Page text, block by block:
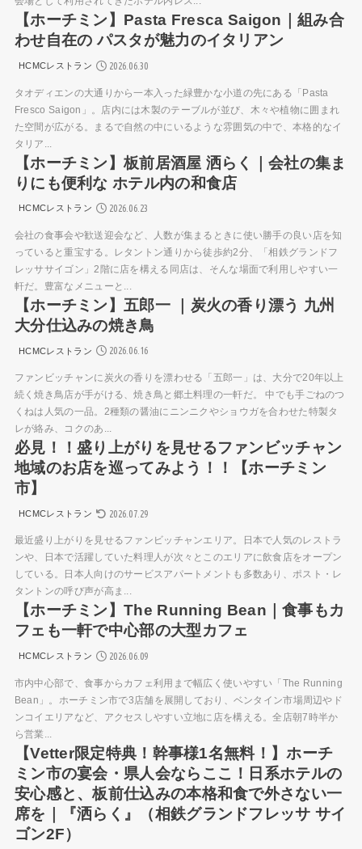
【ホーチミン】Pasta Fresca Saigon｜組み合
わせ自在の パスタが魅力のイタリアン
HCMCレストラン 2026.06.30
タオディエンの大通りから一本入った緑豊かな小道の先にある「Pasta
Fresco Saigon」。店内には木製のテーブルが並び、木々や植物に囲まれ
た空間が広がる。まるで自然の中にいるような雰囲気の中で、本格的なイ
タリア...
【ホーチミン】板前居酒屋 洒らく｜会社の集ま
りにも便利な ホテル内の和食店
HCMCレストラン 2026.06.23
会社の食事会や歓送迎会など、人数が集まるときに使い勝手の良い店を知
っていると重宝する。レタントン通りから徒歩約2分、「相鉄グランドフ
レッササイゴン」2階に店を構える同店は、そんな場面で利用しやすい一
軒だ。豊富なメニューと...
【ホーチミン】五郎一 ｜炭火の香り漂う 九州
大分仕込みの焼き鳥
HCMCレストラン 2026.06.16
ファンビッチャンに炭火の香りを漂わせる「五郎一」は、大分で20年以上
続く焼き鳥店が手がける、焼き鳥と郷土料理の一軒だ。 中でも手ごねのつ
くねは人気の一品。2種類の醤油にニンニクやショウガを合わせた特製タ
レが絡み、コクのあ...
必見！！盛り上がりを見せるファンビッチャン
地域のお店を巡ってみよう！！【ホーチミン
市】
HCMCレストラン 2026.07.29
最近盛り上がりを見せるファンビッチャンエリア。日本で人気のレストラ
ンや、日本で活躍していた料理人が次々とこのエリアに飲食店をオープン
している。日本人向けのサービスアパートメントも多数あり、ポスト・レ
タントンの呼び声が高ま...
【ホーチミン】The Running Bean｜食事もカ
フェも一軒で中心部の大型カフェ
HCMCレストラン 2026.06.09
市内中心部で、食事からカフェ利用まで幅広く使いやすい「The Running
Bean」。ホーチミン市で3店舗を展開しており、ベンタイン市場周辺やド
ンコイエリアなど、アクセスしやすい立地に店を構える。全店朝7時半か
ら営業...
【Vetter限定特典！幹事様1名無料！】ホーチ
ミン市の宴会・県人会ならここ！日系ホテルの
安心感と、板前仕込みの本格和食で外さない一
席を｜『洒らく』（相鉄グランドフレッサ サイ
ゴン2F）